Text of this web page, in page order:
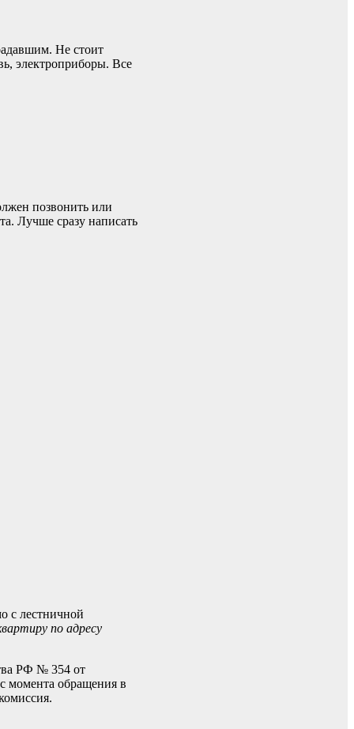
Не стоит
электроприборы. Все
позвонить или
Лучше сразу написать
с лестничной
по адресу
РФ № 354 от
момента обращения в